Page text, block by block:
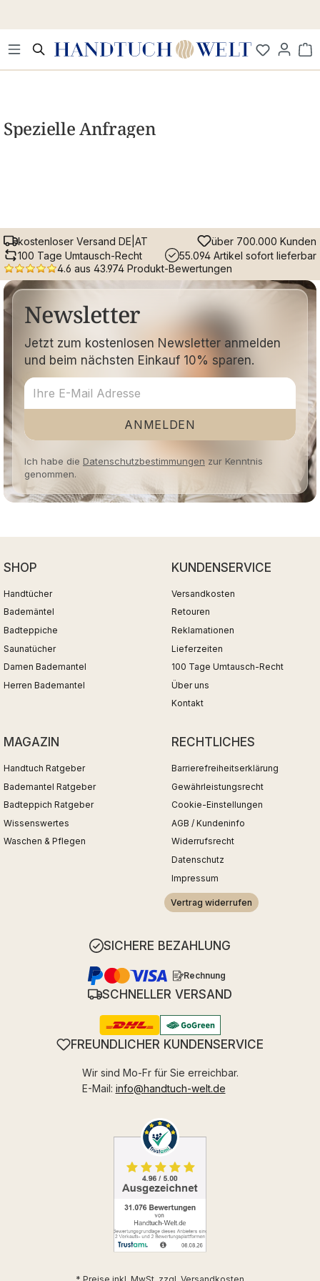
Spezielle Anfragen
kostenloser Versand DE|AT
über 700.000 Kunden
100 Tage Umtausch-Recht
55.094 Artikel sofort lieferbar
4.6 aus 43.974 Produkt-Bewertungen
Newsletter
Jetzt zum kostenlosen Newsletter anmelden
und beim nächsten Einkauf 10% sparen.
ANMELDEN
Ich habe die Datenschutzbestimmungen zur Kenntnis
genommen.
SHOP
Handtücher
Bademäntel
Badteppiche
Saunatücher
Damen Bademantel
Herren Bademantel
KUNDENSERVICE
Versandkosten
Retouren
Reklamationen
Lieferzeiten
100 Tage Umtausch-Recht
Über uns
Kontakt
MAGAZIN
Handtuch Ratgeber
Bademantel Ratgeber
Badteppich Ratgeber
Wissenswertes
Waschen & Pflegen
RECHTLICHES
Barrierefreiheitserklärung
Gewährleistungsrecht
Cookie-Einstellungen
AGB / Kundeninfo
Widerrufsrecht
Datenschutz
Impressum
Vertrag widerrufen
SICHERE BEZAHLUNG
Rechnung
SCHNELLER VERSAND
FREUNDLICHER KUNDENSERVICE
Wir sind Mo-Fr für Sie erreichbar.
E-Mail: info@handtuch-welt.de